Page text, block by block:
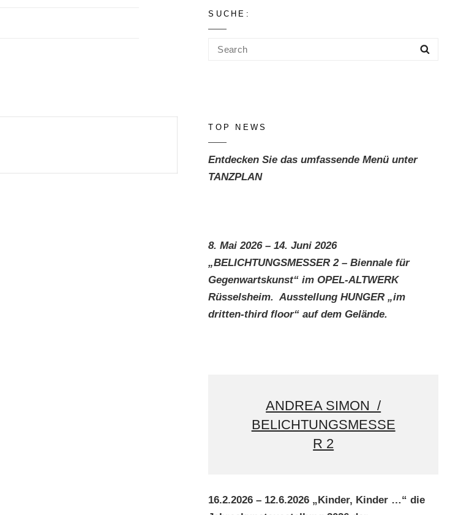
SUCHE:
Search
TOP NEWS
Entdecken Sie das umfassende Menü unter
TANZPLAN
8. Mai 2026 – 14. Juni 2026
„BELICHTUNGSMESSER 2 – Biennale für
Gegenwartskunst“ im OPEL-ALTWERK
Rüsselsheim. Ausstellung HUNGER „im
dritten-third floor“ auf dem Gelände.
ANDREA SIMON /
BELICHTUNGSMESSE
R 2
16.2.2026 – 12.6.2026 „Kinder, Kinder …“ die